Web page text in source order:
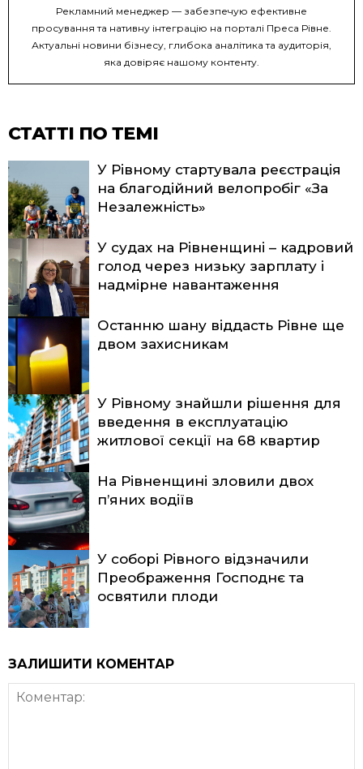
Рекламний менеджер — забезпечую ефективне
просування та нативну інтеграцію на порталі Преса Рівне.
Актуальні новини бізнесу, глибока аналітика та аудиторія,
яка довіряє нашому контенту.
СТАТТІ ПО ТЕМІ
У Рівному стартувала реєстрація
на благодійний велопробіг «За
Незалежність»
У судах на Рівненщині – кадровий
голод через низьку зарплату і
надмірне навантаження
Останню шану віддасть Рівне ще
двом захисникам
У Рівному знайшли рішення для
введення в експлуатацію
житлової секції на 68 квартир
На Рівненщині зловили двох
п’яних водіїв
У соборі Рівного відзначили
Преображення Господнє та
освятили плоди
ЗАЛИШИТИ КОМЕНТАР